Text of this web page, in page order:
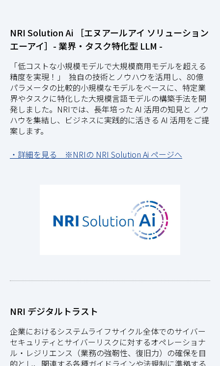
NRI Solution Ai ［エヌアールアイ ソリューション
エーアイ］- 業界・タスク特化型 LLM -
「低コストな小規模モデルで大規模商用モデルを超える
精度を実現！」 ―― 独自の技術とノウハウを活用し、80億
パラメータの比較的小規模なモデルをベースに、特定業
界やタスクに特化した大規模言語モデルの構築手法を開
発しました。NRIでは、長年培った AI 活用の知見と ノウ
ハウを集結し、ビジネスに実践的に活きる AI 活用をご提
案します。
・詳細を見る ※NRIの NRI Solution Ai ページへ
NRI デジタルトラスト
企業におけるシステムライフサイクル全体でのサイバー
セキュリティとサイバーリスクに対するオペレーショナ
ル・レジリエンス（業務の強靭性、復旧力）の確保を目
的とし、関連する各種ガイドラインや法規制に準拠する